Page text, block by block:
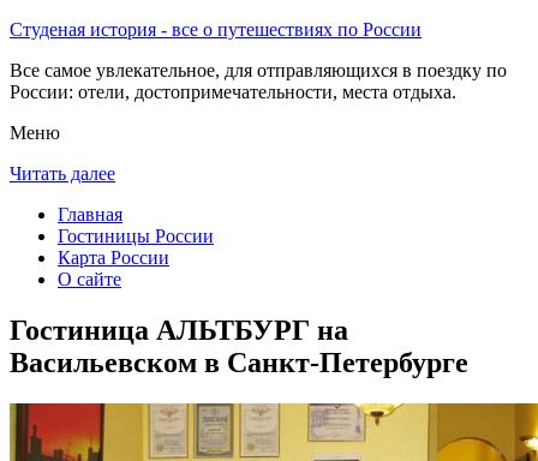
Студеная история - все о путешествиях по России
Все самое увлекательное, для отправляющихся в поездку по
России: отели, достопримечательности, места отдыха.
Меню
Читать далее
Главная
Гостиницы России
Карта России
О сайте
Гостиница АЛЬТБУРГ на
Васильевском в Санкт-Петербурге